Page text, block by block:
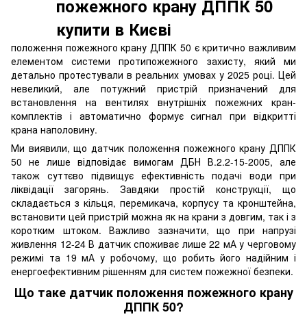
положення пожежного крану ДППК 50 є критично важливим
елементом системи протипожежного захисту, який ми
детально протестували в реальних умовах у 2025 році. Цей
невеликий, але потужний пристрій призначений для
встановлення на вентилях внутрішніх пожежних кран-
комплектів і автоматично формує сигнал при відкритті
крана наполовину.
Ми виявили, що датчик положення пожежного крану ДППК
50 не лише відповідає вимогам ДБН В.2.2-15-2005, але
також суттєво підвищує ефективність подачі води при
ліквідації загорянь. Завдяки простій конструкції, що
складається з кільця, перемикача, корпусу та кронштейна,
встановити цей пристрій можна як на крани з довгим, так і з
коротким штоком. Важливо зазначити, що при напрузі
живлення 12-24 В датчик споживає лише 22 мА у черговому
режимі та 19 мА у робочому, що робить його надійним і
енергоефективним рішенням для систем пожежної безпеки.
Що таке датчик положення пожежного крану
ДППК 50?